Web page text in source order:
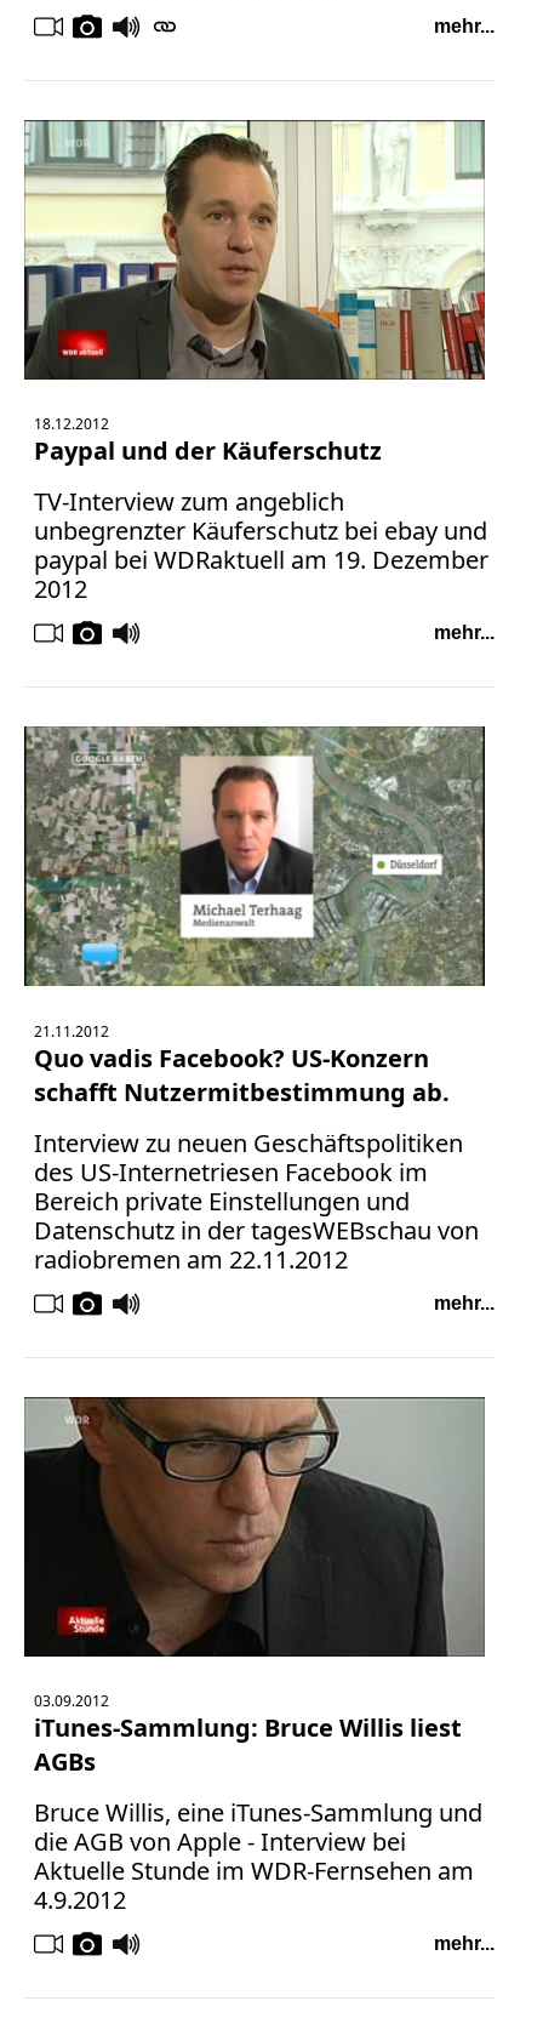
mehr...
18.12.2012
Paypal und der Käuferschutz
TV-Interview zum angeblich
unbegrenzter Käuferschutz bei ebay und
paypal bei WDRaktuell am 19. Dezember
2012
mehr...
21.11.2012
Quo vadis Facebook? US-Konzern
schafft Nutzermitbestimmung ab.
Interview zu neuen Geschäftspolitiken
des US-Internetriesen Facebook im
Bereich private Einstellungen und
Datenschutz in der tagesWEBschau von
radiobremen am 22.11.2012
mehr...
03.09.2012
iTunes-Sammlung: Bruce Willis liest
AGBs
Bruce Willis, eine iTunes-Sammlung und
die AGB von Apple - Interview bei
Aktuelle Stunde im WDR-Fernsehen am
4.9.2012
mehr...